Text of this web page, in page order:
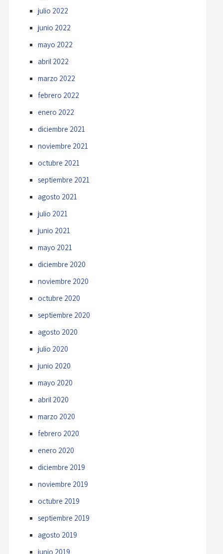
julio 2022
junio 2022
mayo 2022
abril 2022
marzo 2022
febrero 2022
enero 2022
diciembre 2021
noviembre 2021
octubre 2021
septiembre 2021
agosto 2021
julio 2021
junio 2021
mayo 2021
diciembre 2020
noviembre 2020
octubre 2020
septiembre 2020
agosto 2020
julio 2020
junio 2020
mayo 2020
abril 2020
marzo 2020
febrero 2020
enero 2020
diciembre 2019
noviembre 2019
octubre 2019
septiembre 2019
agosto 2019
junio 2019